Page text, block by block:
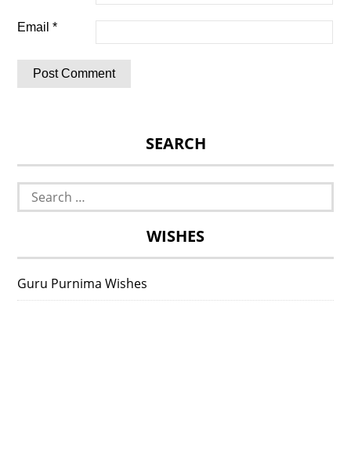
Email*
SEARCH
Search
for:
WISHES
Guru Purnima Wishes